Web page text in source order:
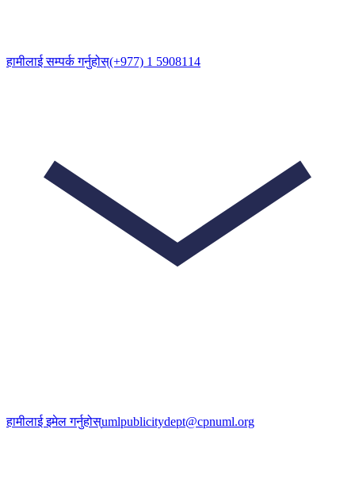
हामीलाई सम्पर्क गर्नुहोस्(+977) 1 5908114
हामीलाई इमेल गर्नुहोस्umlpublicitydept@cpnuml.org